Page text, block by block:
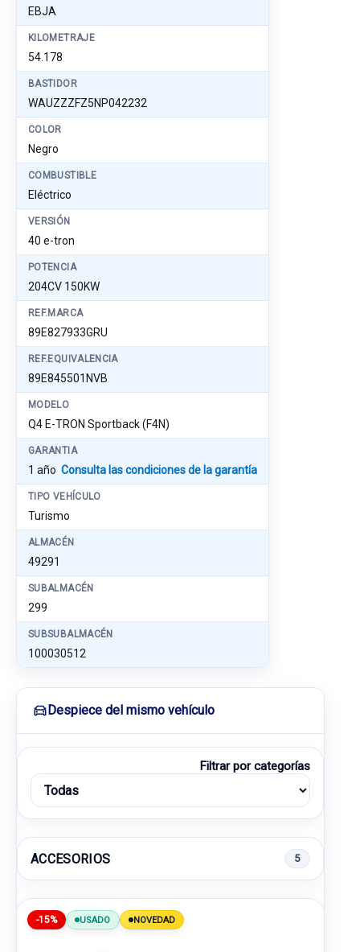
EBJA
KILOMETRAJE
54.178
BASTIDOR
WAUZZZFZ5NP042232
COLOR
Negro
COMBUSTIBLE
Eléctrico
VERSIÓN
40 e-tron
POTENCIA
204CV 150KW
REF.MARCA
89E827933GRU
REF.EQUIVALENCIA
89E845501NVB
MODELO
Q4 E-TRON Sportback (F4N)
GARANTIA
1 año Consulta las condiciones de la garantía
TIPO VEHÍCULO
Turismo
ALMACÉN
49291
SUBALMACÉN
299
SUBSUBALMACÉN
100030512
Despiece del mismo vehículo
Filtrar por categorías
ACCESORIOS 5
-15% USADO NOVEDAD